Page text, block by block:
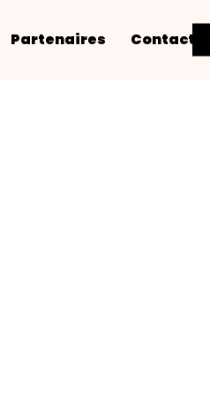
Partenaires Contact